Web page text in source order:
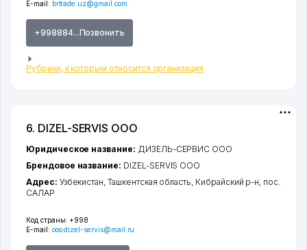
E-mail: brtrade.uz@gmail.com
+998884...Позвонить
Рубрики, к которым относится организация
6. DIZEL-SERVIS ООО
Код страны: +998
E-mail: ooo.dizel-servis@mail.ru
Юридическое название: ДИЗЕЛЬ-СЕРВИС ООО
Брендовое название: DIZEL-SERVIS ООО
Адрес: Узбекистан,Ташкентская область, Кибрайский р-н, пос.
САЛАР